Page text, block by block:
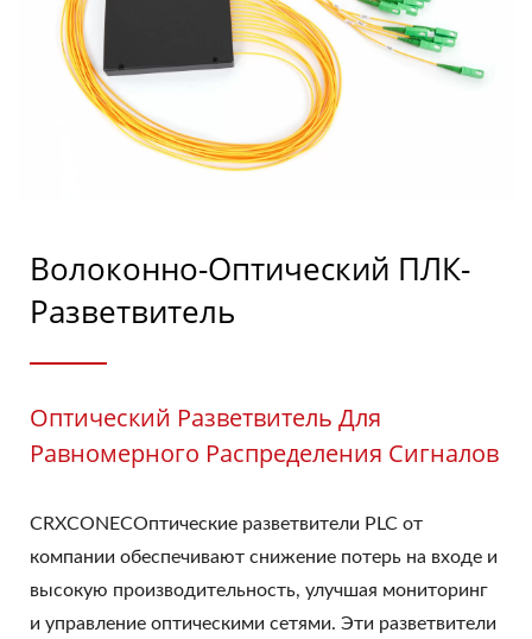
Волоконно-Оптический ПЛК-
Разветвитель
Оптический Разветвитель Для
Равномерного Распределения Сигналов
CRXCONECОптические разветвители PLC от
компании обеспечивают снижение потерь на входе и
высокую производительность, улучшая мониторинг
и управление оптическими сетями. Эти разветвители